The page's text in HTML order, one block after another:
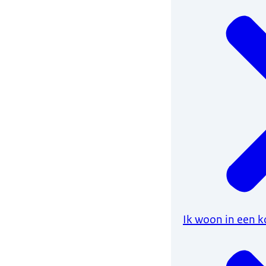
Ik woon in een